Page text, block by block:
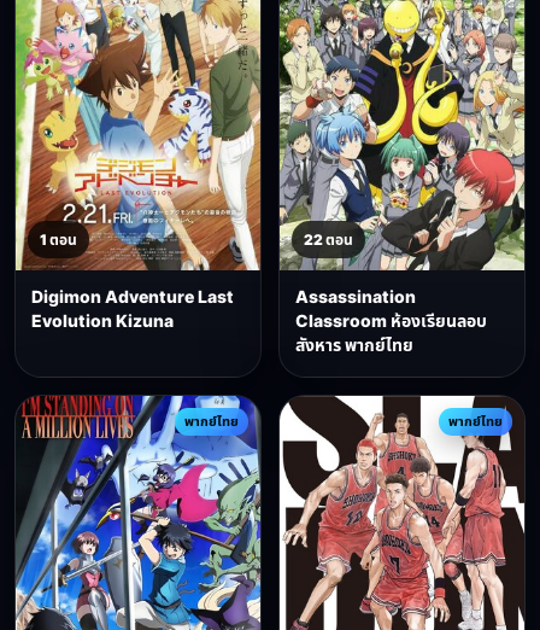
1 ตอน
Digimon Adventure Last
Evolution Kizuna
22 ตอน
Assassination
Classroom ห้องเรียนลอบ
สังหาร พากย์ไทย
พากย์ไทย พากย์ไทย